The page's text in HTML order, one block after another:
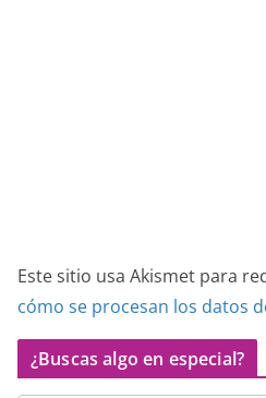
Este sitio usa Akismet para
cómo se procesan los datos
¿Buscas algo en especial?